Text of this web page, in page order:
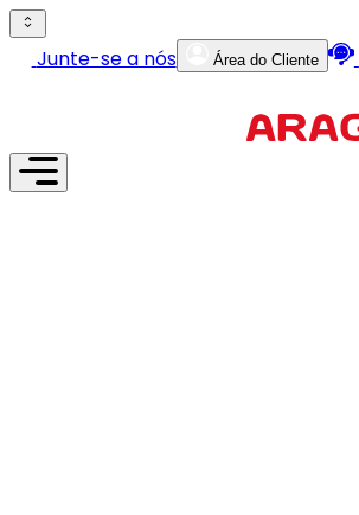
Junte-se a nós Área do Cliente